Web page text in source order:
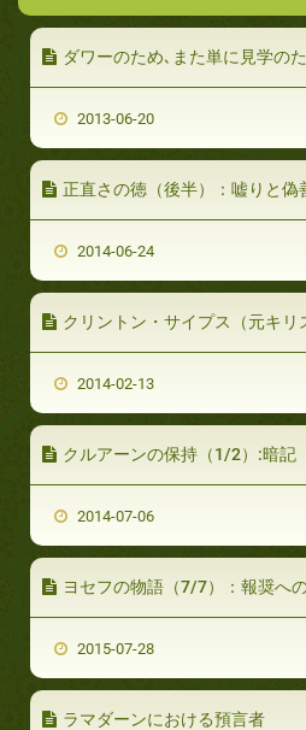
ダワーのため､また単に見学のため､
2013-06-20
正直さの徳（後半）：嘘りと偽
2014-06-24
クリントン・サイプス（元キリスト教
2014-02-13
クルアーンの保持（1/2）:暗記
2014-07-06
ヨセフの物語（7/7）：報奨へ
2015-07-28
ラマダーンにおける預言者